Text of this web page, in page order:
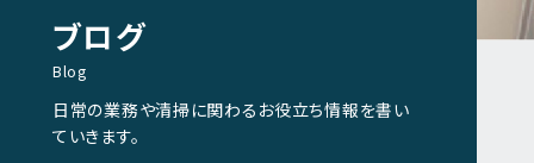
ブログ
Blog
日常の業務や清掃に関わるお役立ち情報を書い
ていきます。